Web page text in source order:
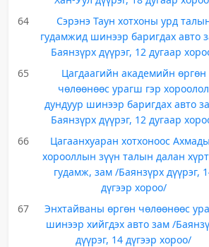
64
Сэрэнэ Таун хотхоны урд
гудамжид шинээр баригдах авто
Баянзүрх дүүрэг, 12 дугаар
65
Цагдаагийн академийн өргөн
чөлөөнөөс урагш гэр хороолол
дундуур шинээр баригдах авто
Баянзүрх дүүрэг, 12 дугаар
66
Цагаанхуаран хотхоноос
хорооллын зүүн талын далан
гудамж, зам /Баянзүрх дүүрэг,
дүгээр хороо/
67
Энхтайваны өргөн чөлөөнөөс
шинээр хийгдэх авто зам /
дүүрэг, 14 дүгээр хороо/